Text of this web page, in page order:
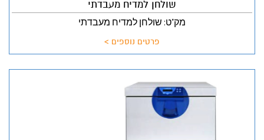
שולחן למדיח מעבדתי
מק"ט: שולחן למדיח מעבדתי
פרטים נוספים >